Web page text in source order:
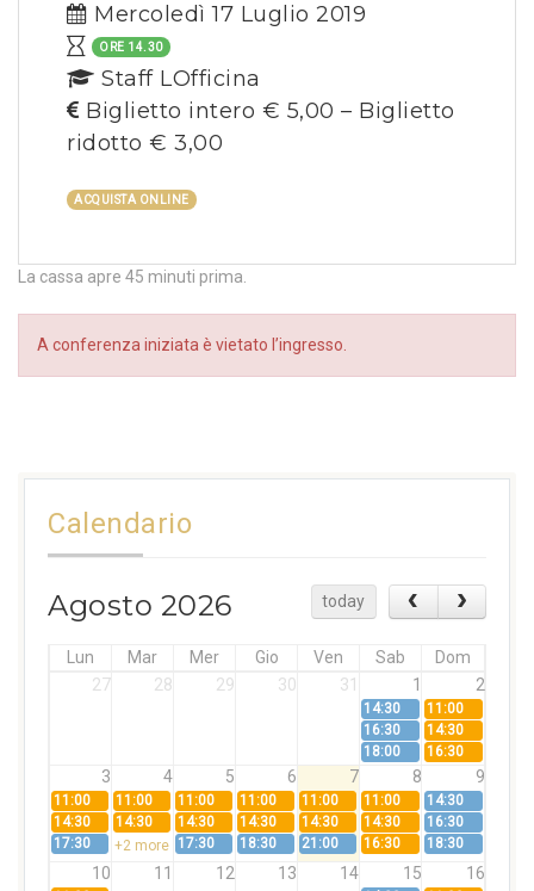
Mercoledì 17 Luglio 2019
ORE 14.30
Staff LOfficina
Biglietto intero € 5,00 – Biglietto
ridotto € 3,00
ACQUISTA ONLINE
La cassa apre 45 minuti prima.
A conferenza iniziata è vietato l’ingresso.
Calendario
Agosto 2026 today
Lun Mar Mer Gio Ven Sab
Dom
27
28 29 30 31 1 2
14:30
11:00
16:30
14:30
18:00
16:30
3 4 5 6 7 8 9
11:00 11:00 11:00 11:00 11:00 11:00
14:30
14:30
14:30 14:30 14:30 14:30 14:30
16:30
17:30
+2 more 17:30 18:30 21:00 16:30 18:30
10 11 12 13 14 15 16